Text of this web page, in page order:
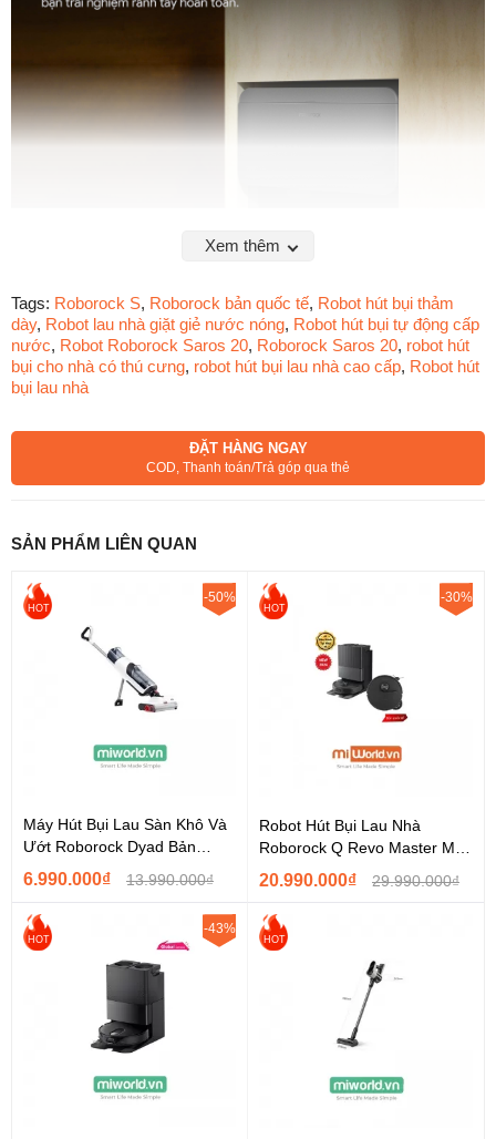
Thiết kế siêu mỏng 7.95cm Dễ dàng luồn sâu dưới gầm giường,
ghế sofa và nội thất thấp mà không bị kẹt.
Hệ thống điều hướng StarSight 2.0
Công nghệ cảm biến 3D
thế hệ mới, nhận diện hơn
, tránh chướng ngại vật
chính xác, kể cả dây cáp, thú cưng và đồ vật nhỏ.
Thân thiện với thú cưng
Xem thêm
Tags: Roborock S, Roborock bản quốc tế, Robot hút bụi thảm
dày, Robot lau nhà giặt giẻ nước nóng, Robot hút bụi tự động cấp
nước, Robot Roborock Saros 20, Roborock Saros 20, robot hút
bụi cho nhà có thú cưng, robot hút bụi lau nhà cao cấp, Robot hút
bụi lau nhà
ĐẶT HÀNG NGAY
COD, Thanh toán/Trả góp qua thẻ
SẢN PHẨM LIÊN QUAN
HOT
-50%
Máy Hút Bụi Lau Sàn Khô Và
Ướt Roborock Dyad Bản
Quốc Tế Hàng...
6.990.000₫ 13.990.000₫
HOT
-30%
Robot Hút Bụi Lau Nhà
Roborock Q Revo Master Mở
Rộng Chổi Cạnh Flexi –...
20.990.000₫ 29.990.000₫
HOT
-43%
HOT